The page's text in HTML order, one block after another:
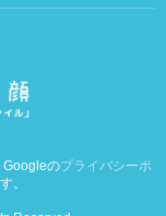
Googleのプライバシーポ
。